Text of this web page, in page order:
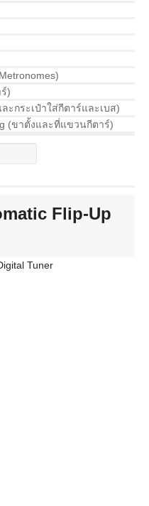
)
ะกระเป๋าใส่กีตาร์และเบส)
(ขาตั้งและที่แขวนกีตาร์)
Flip-Up
Tuner